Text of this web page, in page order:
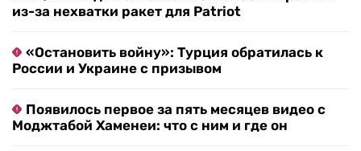
из-за нехватки ракет для Patriot
«Остановить войну»: Турция обратилась к
России и Украине с призывом
Появилось первое за пять месяцев видео с
Моджтабой Хаменеи: что с ним и где он